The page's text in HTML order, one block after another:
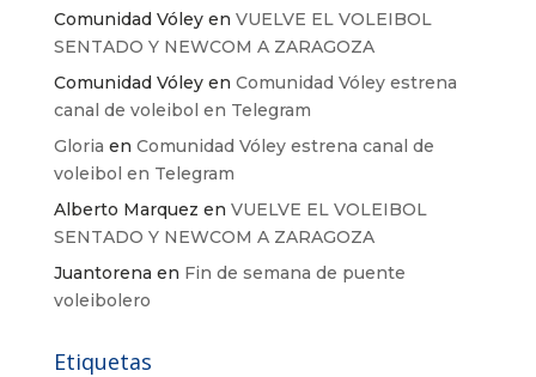
Comunidad Vóleyen VUELVE EL VOLEIBOL
SENTADO Y NEWCOM A ZARAGOZA
Comunidad Vóleyen Comunidad Vóley estrena
canal de voleibol en Telegram
Gloria en Comunidad Vóley estrena canal de
voleibol en Telegram
Alberto Marquez en VUELVE EL VOLEIBOL
SENTADO Y NEWCOM A ZARAGOZA
Juantorena en Fin de semana de puente
voleibolero
Etiquetas